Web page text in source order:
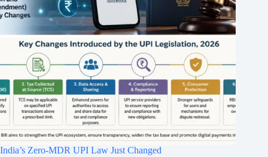
India’s Zero-MDR UPI Law Just Changed